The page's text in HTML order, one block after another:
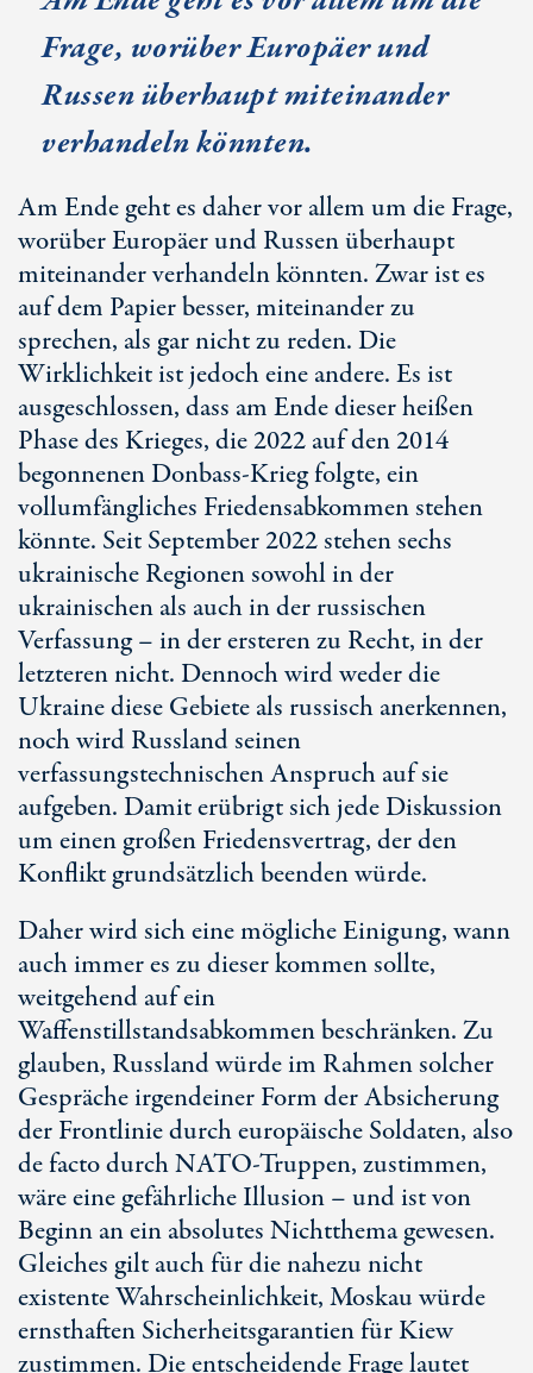
Frage, worüber Europäer und
Russen überhaupt miteinander
verhandeln könnten.
Am Ende geht es daher vor allem um die Frage,
worüber Europäer und Russen überhaupt
miteinander verhandeln könnten. Zwar ist es
auf dem Papier besser, miteinander zu
sprechen, als gar nicht zu reden. Die
Wirklichkeit ist jedoch eine andere. Es ist
ausgeschlossen, dass am Ende dieser heißen
Phase des Krieges, die 2022 auf den 2014
begonnenen Donbass-Krieg folgte, ein
vollumfängliches Friedensabkommen stehen
könnte. Seit September 2022 stehen sechs
ukrainische Regionen sowohl in der
ukrainischen als auch in der russischen
Verfassung – in der ersteren zu Recht, in der
letzteren nicht. Dennoch wird weder die
Ukraine diese Gebiete als russisch anerkennen,
noch wird Russland seinen
verfassungstechnischen Anspruch auf sie
aufgeben. Damit erübrigt sich jede Diskussion
um einen großen Friedensvertrag, der den
Konflikt grundsätzlich beenden würde.
Daher wird sich eine mögliche Einigung, wann
auch immer es zu dieser kommen sollte,
weitgehend auf ein
Waffenstillstandsabkommen beschränken. Zu
glauben, Russland würde im Rahmen solcher
Gespräche irgendeiner Form der Absicherung
der Frontlinie durch europäische Soldaten, also
de facto durch NATO-Truppen, zustimmen,
wäre eine gefährliche Illusion – und ist von
Beginn an ein absolutes Nichtthema gewesen.
Gleiches gilt auch für die nahezu nicht
existente Wahrscheinlichkeit, Moskau würde
ernsthaften Sicherheitsgarantien für Kiew
zustimmen. Die entscheidende Frage lautet